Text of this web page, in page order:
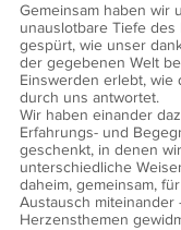
Gemeinsam haben wir
unauslotbare Tiefe
gespürt, wie unser
der gegebenen Welt
Einswerden erlebt, wie
durch uns antwortet.
Wir haben einander
Erfahrungs- und
geschenkt, in denen
unterschiedliche
daheim, gemeinsam,
Austausch miteinander
Herzensthemen